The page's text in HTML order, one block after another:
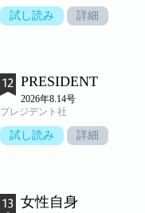
試し読み 詳細
PRESIDENT
2026年8.14号
プレジデント社
試し読み 詳細
女性自身